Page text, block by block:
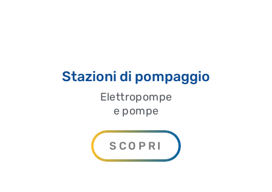
Stazioni di pompaggio
Elettropompe
e pompe
SCOPRI